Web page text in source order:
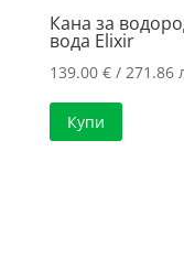
Кана за
вода Elixir
139.00 €/ 271.86
Купи